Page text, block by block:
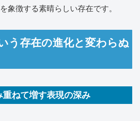
象徴する素晴らしい存在です。
う存在の進化と変わらぬ
ねて増す表現の深み